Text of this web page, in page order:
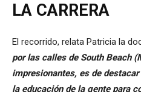
LA CARRERA
El recorrido, relata Patricia la
por las calles de South Beach
impresionantes, es de
la educación de la gente para